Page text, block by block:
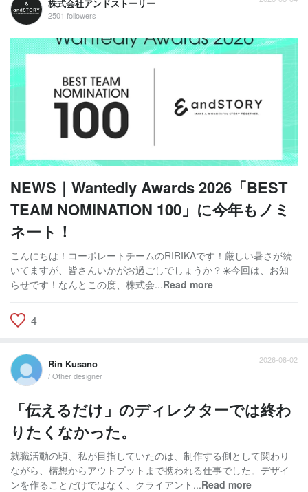
株式会社アンドストーリー
2501 followers
NEWS｜Wantedly Awards 2026「BEST
TEAM NOMINATION 100」に今年もノミ
ネート！
こんにちは！コーポレートチームのRIRIKAです！厳しい暑さが続
いてますが、皆さんいかがお過ごしでしょうか？☀️今回は、お知
らせです！なんとこの度、株式会...Read more
4
Rin Kusano
/ Other designer
2026-08-02
「伝えるだけ」のディレクターでは終わ
りたくなかった。
就職活動の頃、私が目指していたのは、制作する側として関わり
ながら、構想からアウトプットまで携われる仕事でした。デザイ
ンを作ることだけではなく、クライアント...Read more